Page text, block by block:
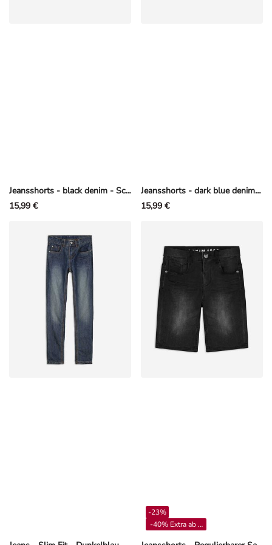
Jeansshorts - black denim - Schwarz
15,99 €
Jeansshorts - dark blue denim - Dunkelblau
15,99 €
-23%
-40% Extra ab 4**